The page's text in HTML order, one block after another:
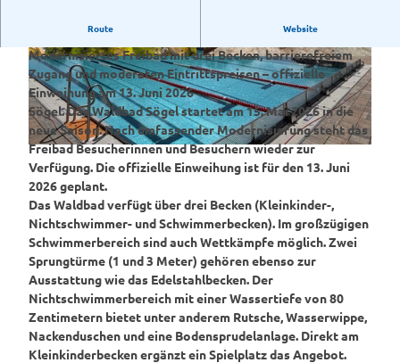
©CC-BY-SA
©CC-BY-SA ©CC-BY-SA
Route Website
Waldbad Sögel öffnet am 15. Mai 2026
Modernisiertes Freibad mit drei Becken, barrierefreiem
Zugang und moderaten Eintrittspreisen – offizielle
Einweihung am 13. Juni 2026
Sögel.Das Waldbad Sögel startet am15. Mai 2026in die
neue Saison. Nach umfassender Modernisierung steht das
Freibad Besucherinnen und Besuchern wieder zur
Verfügung. Dieoffizielle Einweihung ist für den 13. Juni
2026geplant.
Das Waldbad verfügt überdrei Becken (Kleinkinder-,
Nichtschwimmer- und Schwimmerbecken). Im großzügigen
Schwimmerbereich sind auchWettkämpfe möglich. Zwei
Sprungtürme (1 und 3 Meter) gehören ebenso zur
Ausstattung wie das Edelstahlbecken. Der
Nichtschwimmerbereich mit einer Wassertiefe von 80
Zentimetern bietet unter anderem Rutsche, Wasserwippe,
Nackenduschen und eine Bodensprudelanlage. Direkt am
Kleinkinderbecken ergänzt einSpielplatzdas Angebot.